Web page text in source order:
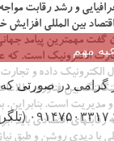
و رشد رقابت
بین المللی افزایش
گفت مهمترین پیامد
الکترونیک است. که
الکترونیک داده و تجارت
بین فناوری
و مدیریت است. بنابراین،
اقتصادی باید
با دیدی روشن و طبق
مهم
گرامی در صورتی